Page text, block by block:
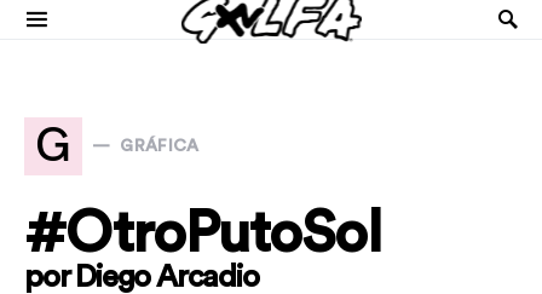
G GRÁFICA
#OtroPutoSol
por Diego Arcadio